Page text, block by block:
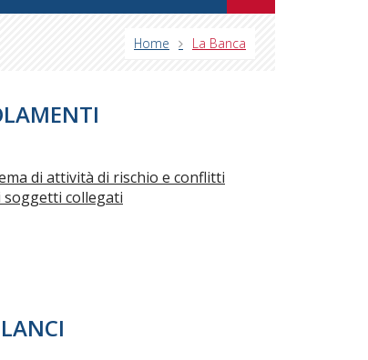
Home La Banca
di attività di rischio e conflitti
collegati